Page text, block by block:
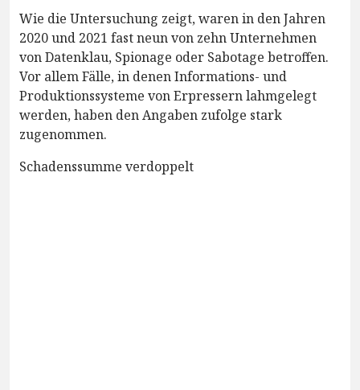
Wie die Untersuchung zeigt, waren in den Jahren
2020 und 2021 fast neun von zehn Unternehmen
von Datenklau, Spionage oder Sabotage betroffen.
Vor allem Fälle, in denen Informations- und
Produktionssysteme von Erpressern lahmgelegt
werden, haben den Angaben zufolge stark
zugenommen.
Schadenssumme verdoppelt